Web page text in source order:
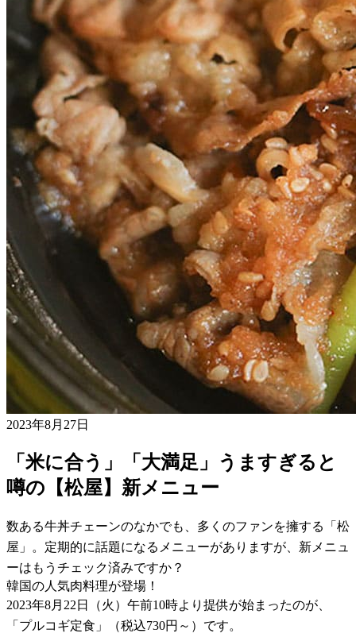
2023年8月27日
「米に合う」「大満足」うますぎると
噂の【松屋】新メニュー
数ある牛丼チェーンのなかでも、多くのファンを擁する「松
屋」。定期的に話題になるメニューがありますが、新メニュ
ーはもうチェック済みですか？
韓国の人気肉料理が登場！
2023年8月22日（火）午前10時より提供が始まったのが、
「プルコギ定食」（税込730円～）です。